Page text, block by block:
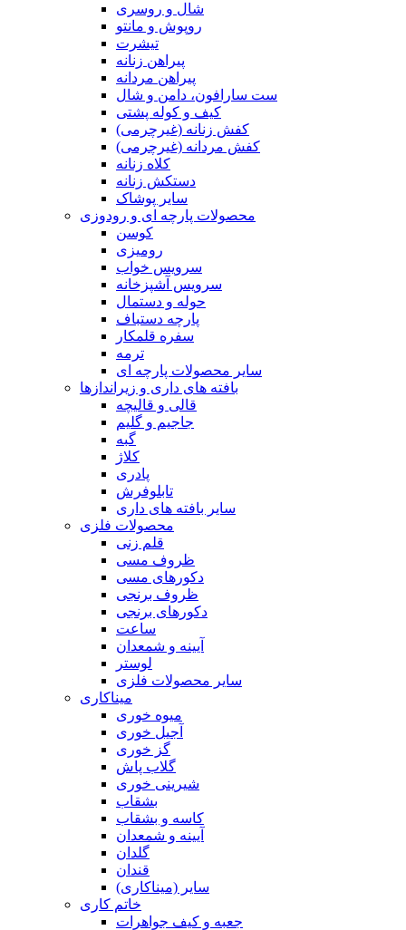
شال و روسری
روپوش و مانتو
تیشرت
پیراهن زنانه
پیراهن مردانه
ست سارافون، دامن و شال
کیف و کوله پشتی
کفش زنانه (غیرچرمی)
کفش مردانه (غیرچرمی)
کلاه زنانه
دستکش زنانه
سایر پوشاک
محصولات پارچه ای و رودوزی
کوسن
رومیزی
سرویس خواب
سرویس آشپزخانه
حوله و دستمال
پارچه دستباف
سفره قلمکار
ترمه
سایر محصولات پارچه ای
بافته های داری و زیراندازها
قالی و قالیچه
جاجیم و گلیم
گبه
کلاژ
پادری
تابلوفرش
سایر بافته های داری
محصولات فلزی
قلم زنی
ظروف مسی
دکورهای مسی
ظروف برنجی
دکورهای برنجی
ساعت
آیینه و شمعدان
لوستر
سایر محصولات فلزی
میناکاری
میوه خوری
آجیل خوری
گز خوری
گلاب پاش
شیرینی خوری
بشقاب
کاسه و بشقاب
آیینه و شمعدان
گلدان
قندان
سایر (میناکاری)
خاتم کاری
جعبه و کیف جواهرات